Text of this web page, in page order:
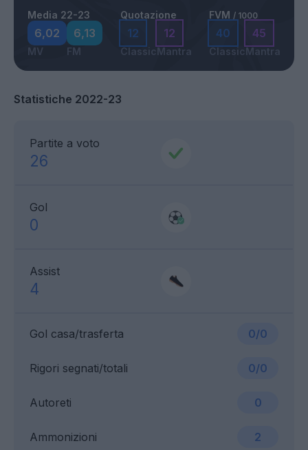
Media 22-23
6,02
MV
6,13
FM
Quotazione
12
Classic
12
Mantra
FVM / 1000
40
Classic
45
Mantra
Statistiche 2022-23
Partite a voto
26
Gol
0
Assist
4
Gol casa/trasferta 0/0
Ammonizioni 2
Rigori segnati/totali 0/0
Autoreti 0